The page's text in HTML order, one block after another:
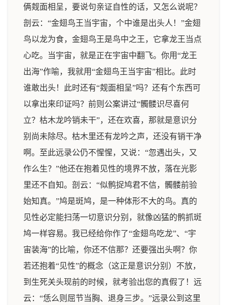
俩觌面相呈，要说句亲证自性的话，又怎么说呢？
剖云：“金翅鸟王当宇宙，个中谁是出头人！”金翅
鸟以龙为食，金翅鸟王是鸟中之王，它拿龙王当点
心吃。当宇宙，就是正在宇宙中翻飞。你用“龙王
出海”作喻，我就用“金翅鸟王当宇宙”相比。此时
谁敢出头！此时还有“觌面相呈”吗？还有个东西可
以拿出来印证吗？前则公案讲过“髑髅识尽喜何
立？枯木龙吟销未干”，还在欢喜，那就是意识分
别尚未除尽。枯木里还有龙吟之声，还没有销干净
啊。至此远录公仍不惺惺，又说：“忽遇出头，又
作么生？”他还在抱着见性的境界不放，落在光影
里还不自知。剖云：“似鹘捉鸠君不信，髑髅前验
始知真。”鸠是斑鸠，是一种体形不大的鸟。真的
见性必定能扫荡一切意识分别，就像凶猛的鹘抓斑
鸠一样容易。我已经给你作了“金翅鸟吃龙”、“宇
宙装海”的比喻，你还不信那？还要强出头啊？你
若还抱着“见性”的概念（这正是意识分别）不放，
到生死关头现前的时候，就考验出您的真假了！远
云：“恁么则屈节当胸、退身三步。”远录公到这里